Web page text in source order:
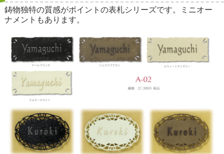
鋳物独特の質感がポイントの表札シリーズです。ミニオー
ナメントもあります。